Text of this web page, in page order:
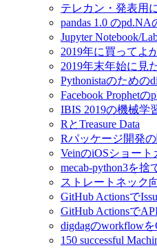
テレカン・発表用
pandas 1.0 の
Jupyter Notebook/
2019年に買ってよ
2019年末年始に見
Pythonistaのための
Facebook Prophet
IBIS 2019の機械学
RとTreasure Data
Rパッケージ開発
VeinのiOSショー
mecab-python3を捨
ストレートネック
GitHub Actionsで
GitHub Actionsで
digdagのworkflow
150 successful